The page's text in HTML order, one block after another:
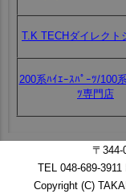
T.K TECHダイレクト
200系ﾊｲｴｰｽﾊﾟｰﾂ/100
ﾂ専門店
〒344-
TEL 048-689-
Copyright (C)